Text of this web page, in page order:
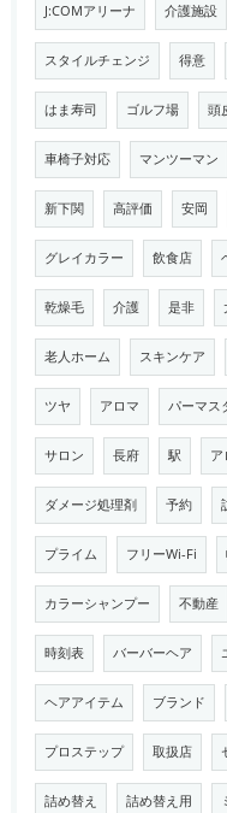
J:COMアリーナ 介護施設
スタイルチェンジ 得意
はま寿司 ゴルフ場 頭
車椅子対応 マンツーマン
新下関 高評価 安岡
グレイカラー 飲食店
乾燥毛 介護 是非
老人ホーム スキンケア
ツヤ アロマ パーマス
サロン 長府 駅 ア
ダメージ処理剤 予約
プライム フリーWi-Fi
カラーシャンプー 不動産
時刻表 バーバーヘア
ヘアアイテム ブランド
プロステップ 取扱店
詰め替え 詰め替え用